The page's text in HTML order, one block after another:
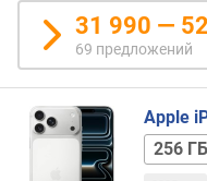
д
ш
е
в
31 990 —
69 предложений
Apple
512 ГБ1